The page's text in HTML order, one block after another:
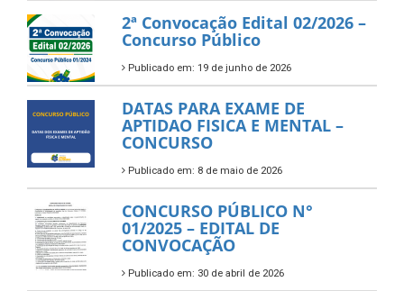
2ª Convocação Edital 02/2026 –
Concurso Público
Publicado em: 19 de junho de 2026
DATAS PARA EXAME DE
APTIDAO FISICA E MENTAL –
CONCURSO
Publicado em: 8 de maio de 2026
CONCURSO PÚBLICO N°
01/2025 – EDITAL DE
CONVOCAÇÃO
Publicado em: 30 de abril de 2026